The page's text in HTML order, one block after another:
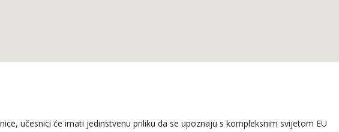
učesnici će imati jedinstvenu priliku da se upoznaju s kompleksnim svijetom EU